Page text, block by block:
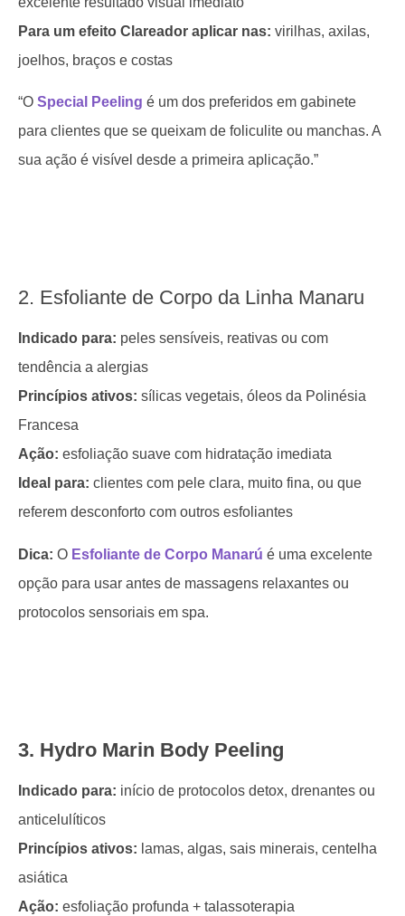
Para um efeito Clareador aplicar nas: virilhas, axilas,
joelhos, braços e costas
“O Special Peeling é um dos preferidos em gabinete
para clientes que se queixam de foliculite ou manchas. A
sua ação é visível desde a primeira aplicação.”
2. Esfoliante de Corpo da Linha Manaru
Indicado para: peles sensíveis, reativas ou com
tendência a alergias
Princípios ativos: sílicas vegetais, óleos da Polinésia
Francesa
Ação: esfoliação suave com hidratação imediata
Ideal para: clientes com pele clara, muito fina, ou que
referem desconforto com outros esfoliantes
Dica: O Esfoliante de Corpo Manarú é uma excelente
opção para usar antes de massagens relaxantes ou
protocolos sensoriais em spa.
3. Hydro Marin Body Peeling
Indicado para: início de protocolos detox, drenantes ou
anticelulíticos
Princípios ativos: lamas, algas, sais minerais, centelha
asiática
Ação: esfoliação profunda + talassoterapia